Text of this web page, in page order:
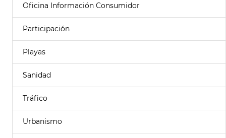
Oficina Información Consumidor
Participación
Playas
Sanidad
Tráfico
Urbanismo